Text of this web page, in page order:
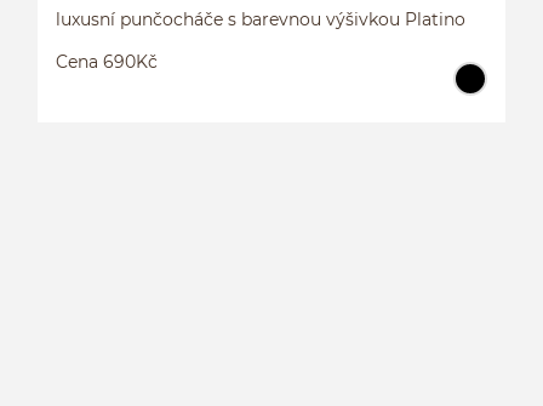
luxusní punčocháče s barevnou výšivkou Platino
Cena 690Kč